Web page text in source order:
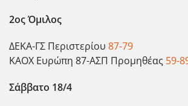
2ος Όμιλος
ΔΕΚΑ-ΓΣ Περιστερίου 87-79
ΚΑΟΧ Ευρώπη 87-ΑΣΠ Προμηθέας 59-
Σάββατο 18/4